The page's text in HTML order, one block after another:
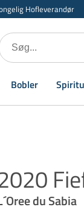
Hofleverandør
Bobler
du Sabia